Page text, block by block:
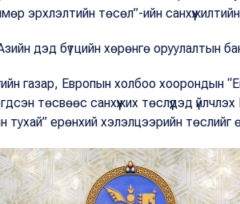
эрхлэлтийн төсөл”-ийн
дэд бүтцийн хөрөнгө оруулалтын
газар, Европын холбоо хоорондын
төсвөөс санхүүжих төслүүдэд
тухай” ерөнхий хэлэлцээрийн төслийг